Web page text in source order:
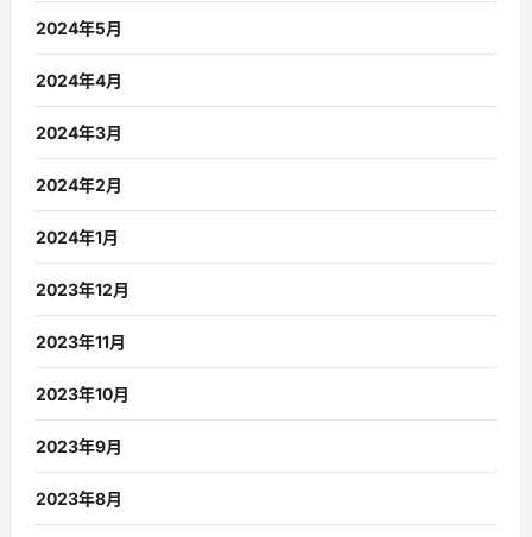
2024年5月
2024年4月
2024年3月
2024年2月
2024年1月
2023年12月
2023年11月
2023年10月
2023年9月
2023年8月